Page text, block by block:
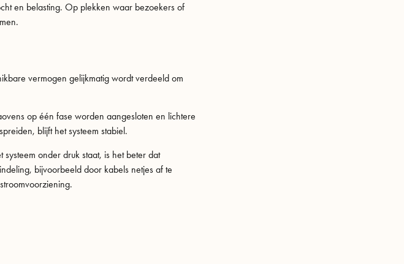
en belasting. Op plekken waar bezoekers of
vermogen gelijkmatig wordt verdeeld om
op één fase worden aangesloten en lichtere
blijft het systeem stabiel.
onder druk staat, is het beter dat
bijvoorbeeld door kabels netjes af te